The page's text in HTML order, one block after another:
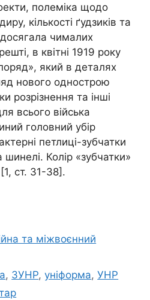
полеміка щодо
кількості ґудзиків та
чималих
в квітні 1919 року
який в деталях
нового однострою
розрізнення та інші
всього війська
головний убір
петлиці-зубчатки
Колір «зубчатки»
ст. 31-38].
та міжвоєнний
, ЗУНР,уніформа,УНР